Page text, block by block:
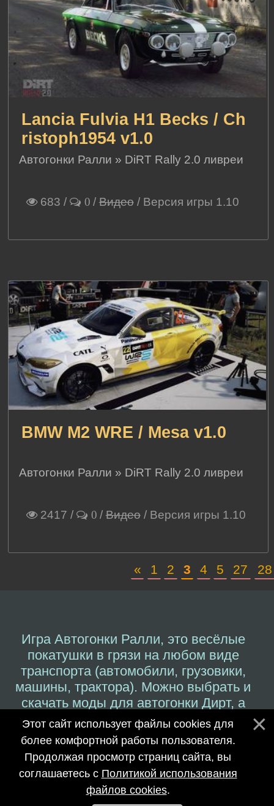
Lancia Fulvia H1 Becks / Ch
ristoph1954 v1.0
Автогонки Ралли » DiRT Rally 2.0 ливреи
683 / 0 /Видео/ Версия игры 1.10
BMW M2 WRE / Mesa v1.0
Автогонки Ралли » DiRT Rally 2.0 ливреи
2417 / 0 /Видео/ Версия игры 1.10
« 1 2 3 4 5 27 28
Игра Автогонки Ралли, это весёлые
покатушки в грязи на любом виде
транспорта (автомобили, грузовики,
машины, трактора). Можно выбрать и
скачать моды для автогонки Дирт, а
также другим играм которые дадут
восторга за рулём ралли.
Modfix.Ru –Симулятор моды 2017-
2026
Этот сайт использует файлы cookies для
более комфортной работы пользователя.
Продолжая просмотр страниц сайта, вы
соглашаетесь с Политикой использования
файлов cookies.